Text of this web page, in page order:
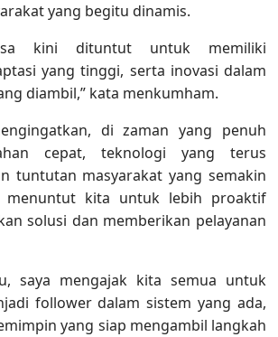
yang begitu dinamis.
kini dituntut untuk memiliki
yang tinggi, serta inovasi dalam
diambil,” kata menkumham.
di zaman yang penuh
cepat, teknologi yang terus
tuntutan masyarakat yang semakin
menuntut kita untuk lebih proaktif
solusi dan memberikan pelayanan
saya mengajak kita semua untuk
follower dalam sistem yang ada,
yang siap mengambil langkah